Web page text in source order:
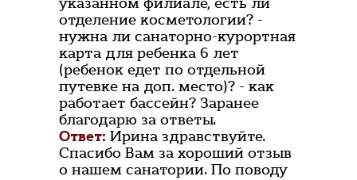
отделение косметологии? -
нужна ли санаторно-курортная
карта для ребенка 6 лет
(ребенок едет по отдельной
путевке на доп. место)? - как
работает бассейн? Заранее
благодарю за ответы.
Ответ: Ирина здравствуйте.
Спасибо Вам за хороший отзыв
о нашем санатории. По поводу